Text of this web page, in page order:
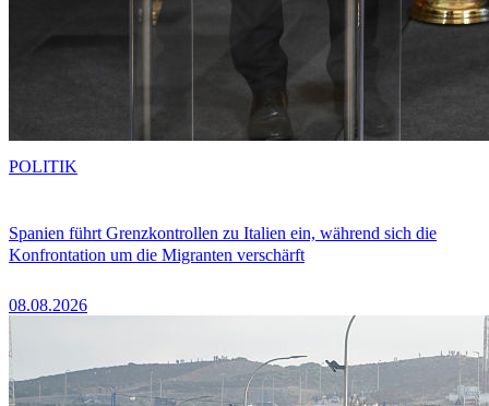
Spanien führt Grenzkontrollen zu Italien ein, während sich die
Konfrontation um die Migranten verschärft
08.08.2026
POLITIK